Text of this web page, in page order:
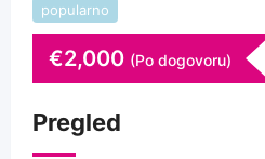
popularno
€2,000 (Po dogovoru)
Pregled